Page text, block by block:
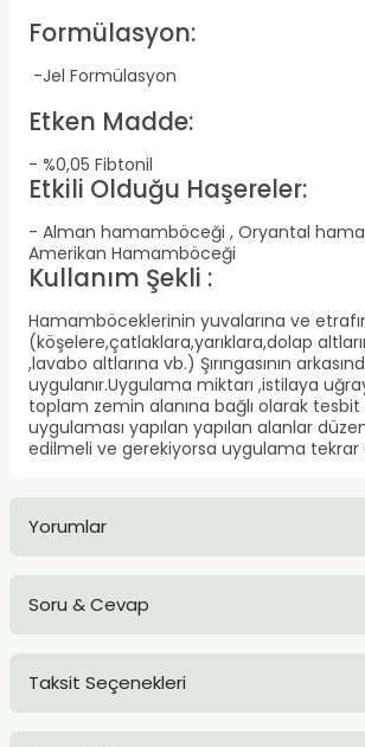
Formülasyon:
-Jel Formülasyon
Etken Madde:
- %0,05 Fibtonil
Etkili Olduğu Haşereler:
- Alman hamamböceği , Oryantal
Amerikan Hamamböceği
Kullanım Şekli :
Hamamböceklerinin yuvalarına ve
(köşelere,çatlaklara,yarıklara,dolap
,lavabo altlarına vb.) Şırıngasının
uygulanır.Uygulama miktarı ,istilaya
toplam zemin alanına bağlı olarak tesbit
uygulaması yapılan yapılan alanlar
edilmeli ve gerekiyorsa uygulama tekrar
Yorumlar
Soru & Cevap
Taksit Seçenekleri